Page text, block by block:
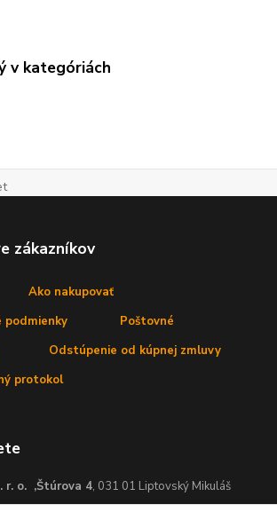
v kategóriách
zákazníkov
Ako nakupovať
podmienky
Poštovné
Odstúpenie od kúpnej zmluvy
protokol
r. o. ,Štúrova 4, 031 01 Liptovský Mikuláš